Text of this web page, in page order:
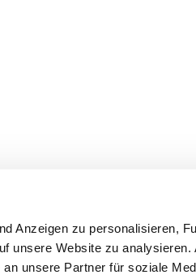
Anzeigen zu personalisieren,
unsere Website zu
unsere Partner für soziale